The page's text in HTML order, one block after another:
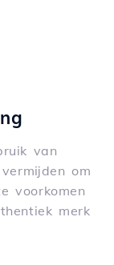
van
om
voorkomen
merk